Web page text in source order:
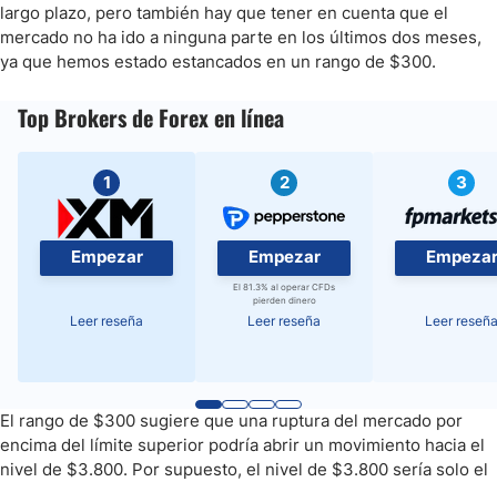
largo plazo, pero también hay que tener en cuenta que el
mercado no ha ido a ninguna parte en los últimos dos meses,
ya que hemos estado estancados en un rango de $300.
Top Brokers de Forex en línea
1
Empezar
Leer reseña
2
Empezar
El 81.3% al operar CFDs
pierden dinero
Leer reseña
3
Empezar
Leer reseña
El rango de $300 sugiere que una ruptura del mercado por
encima del límite superior podría abrir un movimiento hacia el
nivel de $3.800. Por supuesto, el nivel de $3.800 sería solo el